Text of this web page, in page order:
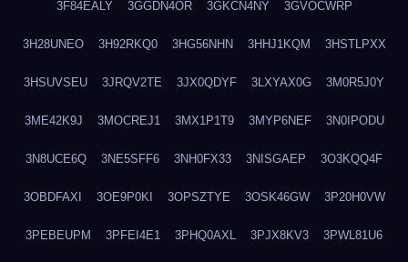
3F84EALY 3GGDN4OR 3GKCN4NY 3GVOCWRP
3H28UNEO 3H92RKQ0 3HG56NHN 3HHJ1KQM 3HSTLPXX
3HSUVSEU 3JRQV2TE 3JX0QDYF 3LXYAX0G 3M0R5J0Y
3ME42K9J 3MOCREJ1 3MX1P1T9 3MYP6NEF 3N0IPODU
3N8UCE6Q 3NE5SFF6 3NH0FX33 3NISGAEP 3O3KQQ4F
3OBDFAXI 3OE9P0KI 3OPSZTYE 3OSK46GW 3P20H0VW
3PEBEUPM 3PFEI4E1 3PHQ0AXL 3PJX8KV3 3PWL81U6